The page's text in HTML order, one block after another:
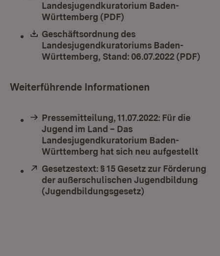
Landesjugendkuratorium Baden-
Württemberg (PDF)
Download:
Geschäftsordnung des
Landesjugendkuratoriums Baden-
Württemberg, Stand: 06.07.2022 (PDF)
Weiterführende Informationen
Pressemitteilung, 11.07.2022: Für die
Jugend im Land – Das
Landesjugendkuratorium Baden-
Württemberg hat sich neu aufgestellt
Extern:
Gesetzestext: § 15 Gesetz zur Förderung
der außerschulischen Jugendbildung
(Jugendbildungsgesetz)